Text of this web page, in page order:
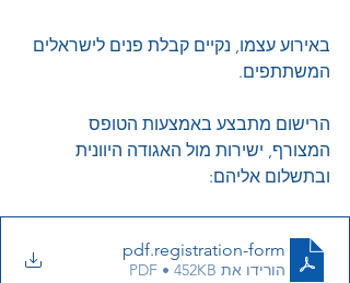
באירוע עצמו, נקיים קבלת פנים לישראלים
המשתתפים.
הרישום מתבצע באמצעות הטופס
המצורף, ישירות מול האגודה היוונית
ובתשלום אליהם:
registration-form
.pdf
הורידו את PDF • 452KB